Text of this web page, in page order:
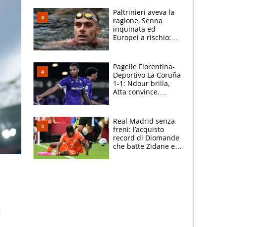
Paltrinieri aveva la
ragione, Senna
inquinata ed
Europei a rischio:
adesso
Pagelle Fiorentina-
Deportivo La Coruña
1-1: Ndour brilla,
Atta convince.
Real Madrid senza
freni: l’acquisto
record di Diomande
che batte Zidane e